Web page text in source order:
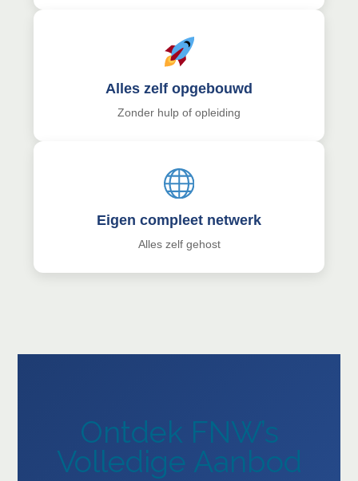
Alles zelf opgebouwd
Zonder hulp of opleiding
Eigen compleet netwerk
Alles zelf gehost
Ontdek FNW’s
Volledige Aanbod